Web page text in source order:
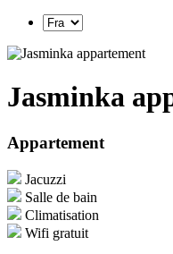
Jasminka
Appartement
Jacuzzi
Salle de bain
Climatisation
Wifi gratuit